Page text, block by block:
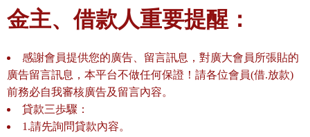
金主、借款人重要提醒：
感謝會員提供您的廣告、留言訊息，對廣大會員所張貼的
廣告留言訊息，本平台不做任何保證！請各位會員(借.放款)
前務必自我審核廣告及留言內容。
貸款三歩驟：
1.請先詢問貸款內容。